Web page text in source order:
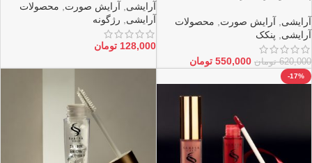
آرایشی, آرایش صورت, محصولات
آرایشی, پنکک
620,000 تومان 550,000 تومان
آرایشی, آرایش صورت, محصولات
آرایشی, رژگونه
128,000 تومان
-17%